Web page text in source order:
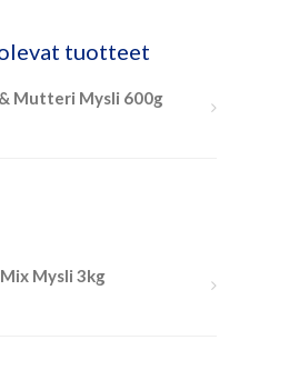
tuotteet
Mutteri Mysli 600g
Mysli 3kg